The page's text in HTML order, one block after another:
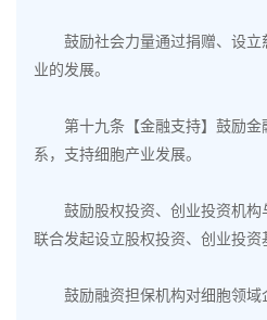
鼓励社会力量通过捐赠、设立
业的发展。
第十九条【金融支持】鼓励金
系，支持细胞产业发展。
鼓励股权投资、创业投资机构
联合发起设立股权投资、创业投资
鼓励融资担保机构对细胞领域